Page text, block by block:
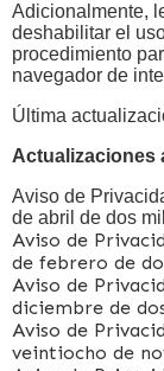
Adicionalmente,
deshabilitar el
procedimiento
navegador de
Última
Actualizaciones
Aviso de
de abril de dos
Aviso de
de febrero de
Aviso de
diciembre de
Aviso de
veintiocho de